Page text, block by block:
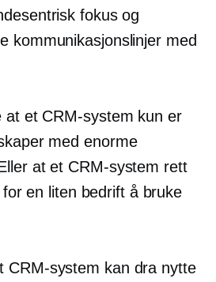
fokus og
kommunikasjonslinjer med
at et CRM-system kun er
med enorme
at et CRM-system rett
en liten bedrift å bruke
CRM-system kan dra nytte